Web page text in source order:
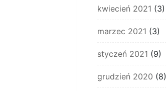
kwiecień 2021 (3)
marzec 2021 (3)
styczeń 2021 (9)
grudzień 2020 (8)